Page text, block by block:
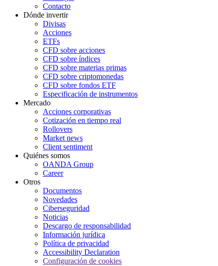
Contacto
Dónde invertir
Divisas
Acciones
ETFs
CFD sobre acciones
CFD sobre índices
CFD sobre materias primas
CFD sobre criptomonedas
CFD sobre fondos ETF
Especificación de instrumentos
Mercado
Acciones corporativas
Cotización en tiempo real
Rollovers
Market news
Client sentiment
Quiénes somos
OANDA Group
Career
Otros
Documentos
Novedades
Ciberseguridad
Noticias
Descargo de responsabilidad
Información jurídica
Política de privacidad
Accessibility Declaration
Configuración de cookies